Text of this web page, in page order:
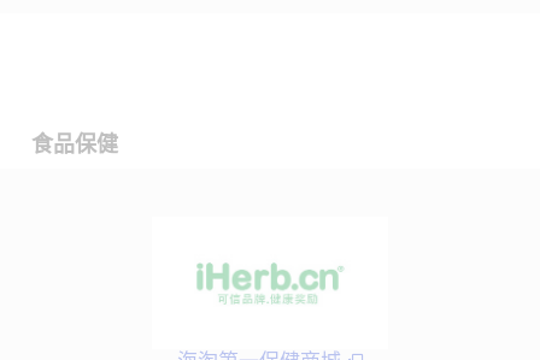
食品保健